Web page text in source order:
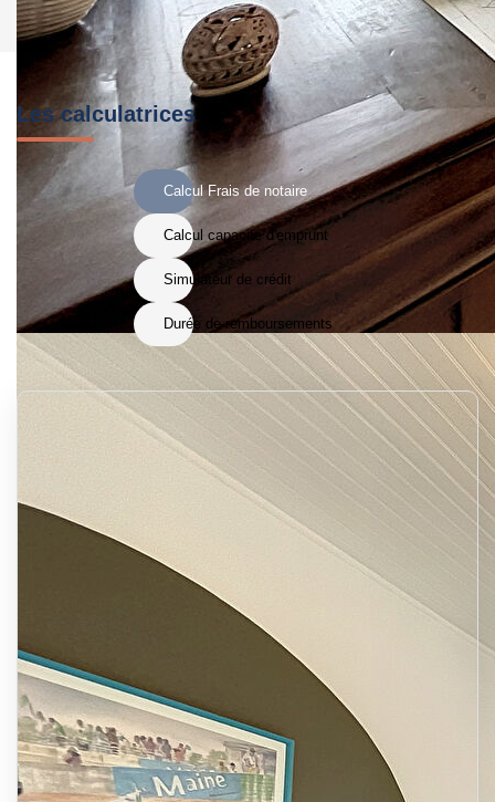
Les calculatrices
Calcul Frais de notaire
Calcul capacité d'emprunt
Simulateur de crédit
Durée de remboursements